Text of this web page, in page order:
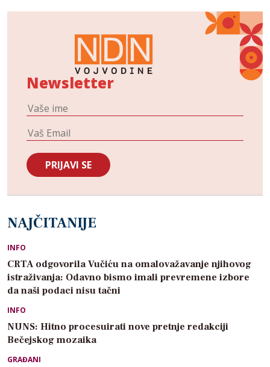
Newsletter
NAJČITANIJE
INFO
CRTA odgovorila Vučiću na omalovažavanje njihovog
istraživanja: Odavno bismo imali prevremene izbore
da naši podaci nisu tačni
INFO
NUNS: Hitno procesuirati nove pretnje redakciji
Bečejskog mozaika
GRAĐANI